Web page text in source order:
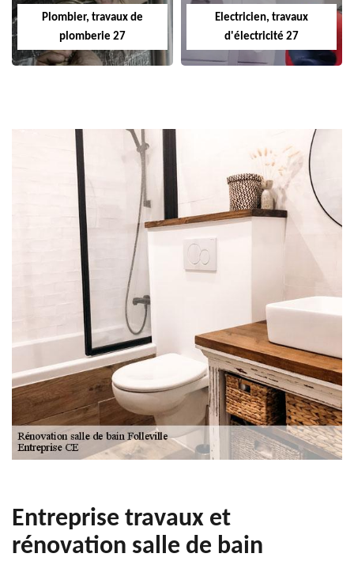
Plombier, travaux de
plomberie 27
Electricien, travaux
d'électricité 27
Entreprise travaux et
rénovation salle de bain